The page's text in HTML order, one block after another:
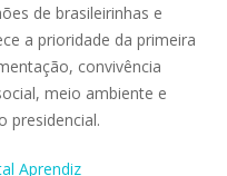
de brasileirinhas e
a prioridade da primeira
convivência
meio ambiente e
presidencial.
Aprendiz